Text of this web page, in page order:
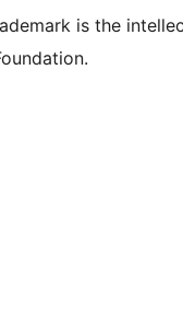
is the